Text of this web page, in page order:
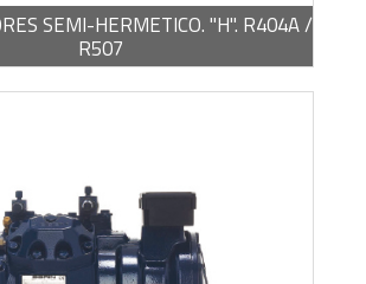
SEMI-HERMETICO. "H". R404A /
R507